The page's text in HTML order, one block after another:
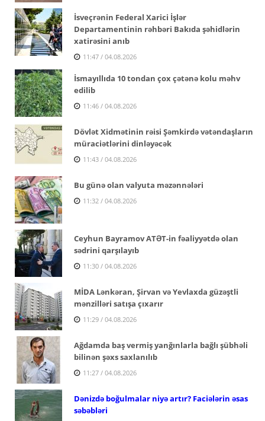
İsveçrənin Federal Xarici İşlər
Departamentinin rəhbəri Bakıda şəhidlərin
xatirəsini anıb
11:47 / 04.08.2026
İsmayıllıda 10 tondan çox çətənə kolu məhv
edilib
11:46 / 04.08.2026
Dövlət Xidmətinin rəisi Şəmkirdə vətəndaşların
müraciətlərini dinləyəcək
11:43 / 04.08.2026
Bu günə olan valyuta məzənnələri
11:32 / 04.08.2026
Ceyhun Bayramov ATƏT-in fəaliyyətdə olan
sədrini qarşılayıb
11:30 / 04.08.2026
MİDA Lənkəran, Şirvan və Yevlaxda güzəştli
mənzilləri satışa çıxarır
11:29 / 04.08.2026
Ağdamda baş vermiş yanğınlarla bağlı şübhəli
bilinən şəxs saxlanılıb
11:27 / 04.08.2026
Dənizdə boğulmalar niyə artır? Faciələrin əsas
səbəbləri